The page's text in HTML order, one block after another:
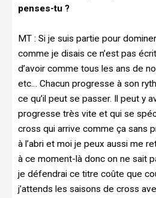
penses-tu ?
MT : Si je suis partie pour
comme je disais ce n’est pas
d’avoir comme tous les ans de
etc… Chacun progresse à son
ce qu’il peut se passer. Il peut y
progresse très vite et qui se
cross qui arrive comme ça sans
à l’abri et moi je peux aussi me
à ce moment-là donc on ne sait
je défendrai ce titre coûte que
j’attends les saisons de cross